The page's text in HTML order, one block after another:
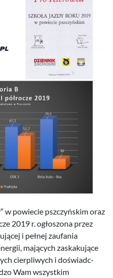
″ w powiecie pszczyńskim oraz
2019 r. ogłos­zona przez
i pełnej zau­fa­nia
mają­cych zaskaku­jące
cier­pli­wych i doświad­c­
Wam wszys­tkim